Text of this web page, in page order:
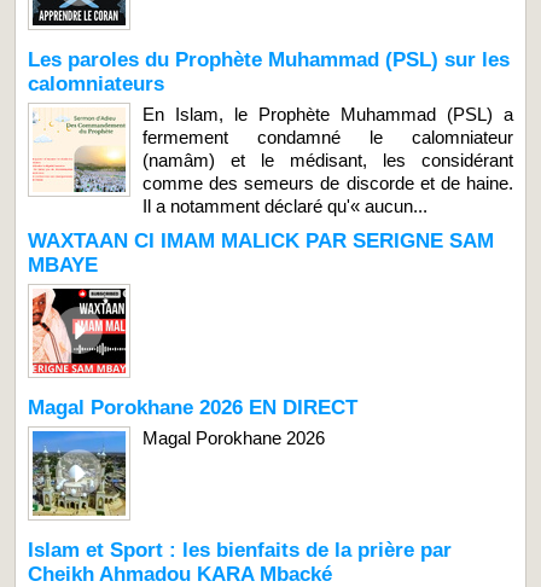
Les paroles du Prophète Muhammad (PSL) sur les
calomniateurs
En Islam, le Prophète Muhammad (PSL) a
fermement condamné le calomniateur
(namâm) et le médisant, les considérant
comme des semeurs de discorde et de haine.
Il a notamment déclaré qu'« aucun...
WAXTAAN CI IMAM MALICK PAR SERIGNE SAM
MBAYE
Magal Porokhane 2026 EN DIRECT
Magal Porokhane 2026
Islam et Sport : les bienfaits de la prière par
Cheikh Ahmadou KARA Mbacké